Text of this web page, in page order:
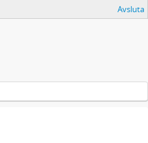
Avsluta